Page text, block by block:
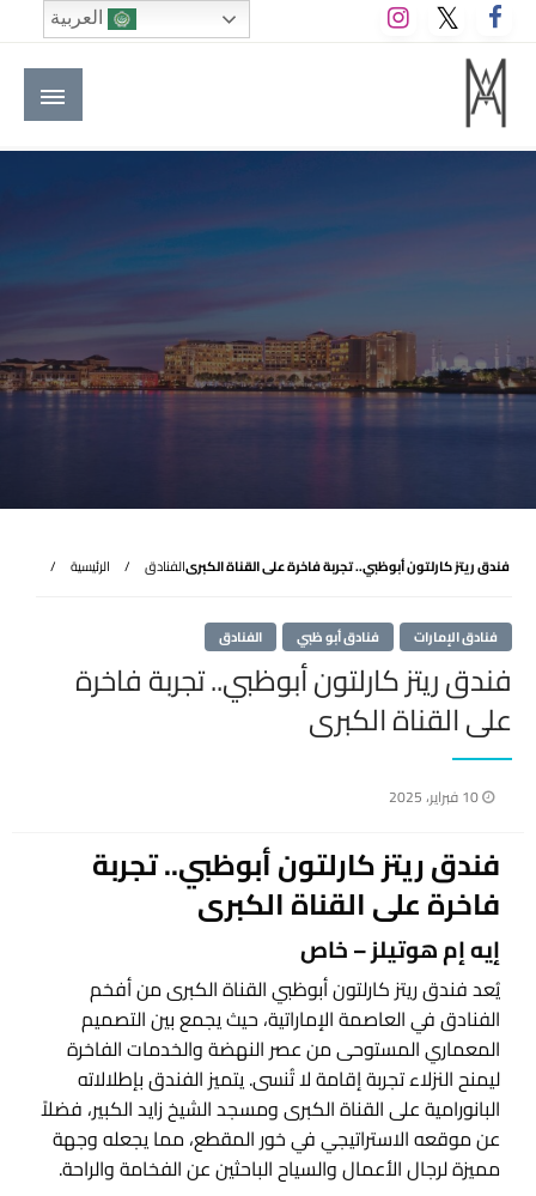
التخطي
إلى
المحتوى
M A hotels | إم ايه هوتيلز
الموقع الأول للعاملين في الفنادق في العالم العربي
الرئيسية الفنادقفندق ريتز كارلتون أبوظبي.. تجربة فاخرة على القناة الكبرى
الفنادق فنادق أبو ظبي فنادق الإمارات
فندق ريتز كارلتون أبوظبي.. تجربة فاخرة
على القناة الكبرى
نُشر
10 فبراير، 2025
فندق ريتز كارلتون أبوظبي.. تجربة
فاخرة على القناة الكبرى
إيه إم هوتيلز – خاص
يُعد فندق ريتز كارلتون أبوظبي القناة الكبرى من أفخم
الفنادق في العاصمة الإماراتية، حيث يجمع بين التصميم
المعماري المستوحى من عصر النهضة والخدمات الفاخرة
ليمنح النزلاء تجربة إقامة لا تُنسى. يتميز الفندق بإطلالاته
البانورامية على القناة الكبرى ومسجد الشيخ زايد الكبير، فضلاً
عن موقعه الاستراتيجي في خور المقطع، مما يجعله وجهة
مميزة لرجال الأعمال والسياح الباحثين عن الفخامة والراحة.
العربية